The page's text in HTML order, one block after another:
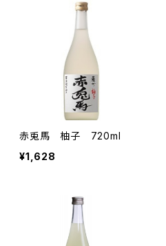
赤兎馬 柚子 720ml
¥1,628